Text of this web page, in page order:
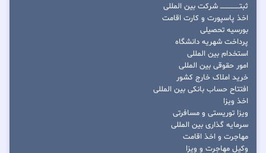
ثبتــــــــــــــــ شرکت بین المللی
اخذ پاسپورت و کارت اقامت
بورسیه تحصیلی
پرداخت شهریه دانشگاه
استخدام بین المللی
امور حقوقی بین المللی
خرید املاک خارج کشور
افتتاح حساب بانکی بین المللی
اخذ ویزا
ویزا توریستی و مسافرتی
سرمایه گذاری بین المللی
مهاجرت و اخذ اقامت
وکیل مهاجرت و ویزا